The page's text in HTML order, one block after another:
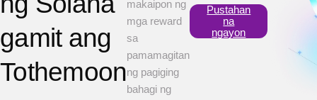
gamit ang
Tothemoon
makaipon ng
mga reward
sa
pamamagitan
ng pagiging
bahagi ng
Pustahan
na
ngayon